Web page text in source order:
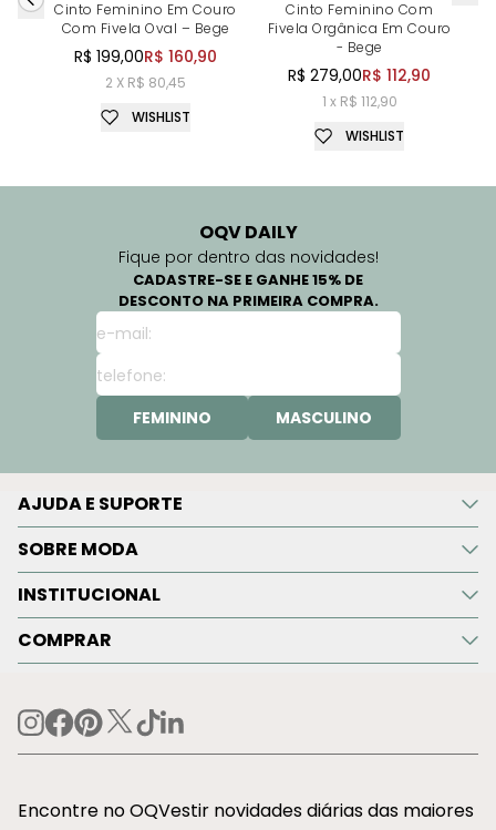
Cinto Feminino Em Couro
Com Fivela Oval – Bege
R$ 199,00R$ 160,90
2 X R$ 80,45
WISHLIST
Cinto Feminino Com
Fivela Orgânica Em Couro
- Bege
R$ 279,00R$ 112,90
1 x R$ 112,90
WISHLIST
OQV DAILY
Fique por dentro das novidades!
CADASTRE-SE E GANHE 15% DE
DESCONTO NA PRIMEIRA COMPRA.
FEMININO MASCULINO
AJUDA E SUPORTE
SOBRE MODA
INSTITUCIONAL
COMPRAR
Encontre no OQVestir novidades diárias das maiores